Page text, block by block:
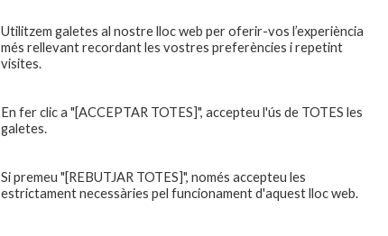
Utilitzem galetes al nostre lloc web per oferir-vos l’experiència
més rellevant recordant les vostres preferències i repetint
visites.
En fer clic a "[ACCEPTAR TOTES]", accepteu l'ús de TOTES les
galetes.
Si premeu "[REBUTJAR TOTES]", només accepteu les
estrictament necessàries pel funcionament d'aquest lloc web.